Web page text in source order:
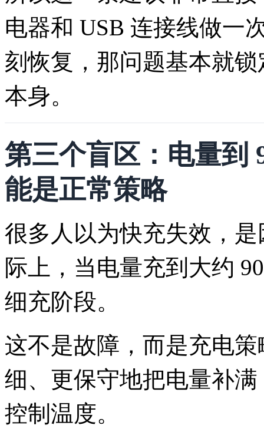
电器和 USB 连接线做一
刻恢复，那问题基本就
本身。
第三个盲区：电量到
能是正常策略
很多人以为快充失效，
际上，当电量充到大约
细充阶段。
这不是故障，而是充电
细、更保守地把电量补
控制温度。